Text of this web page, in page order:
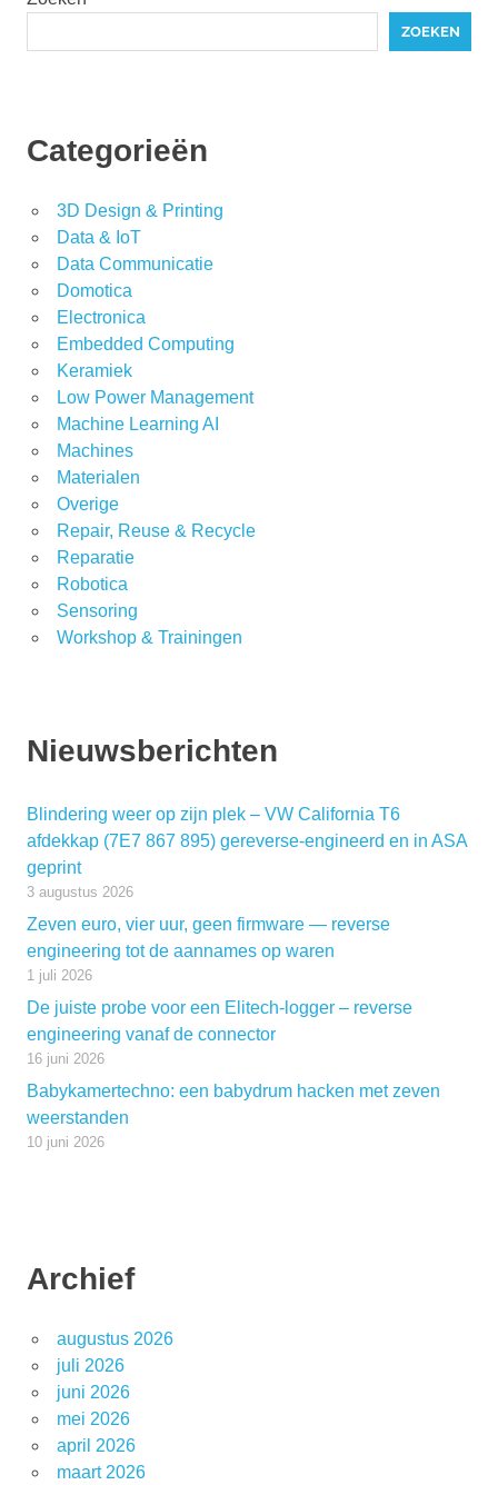
ZOEKEN
Categorieën
3D Design & Printing
Data & IoT
Data Communicatie
Domotica
Electronica
Embedded Computing
Keramiek
Low Power Management
Machine Learning AI
Machines
Materialen
Overige
Repair, Reuse & Recycle
Reparatie
Robotica
Sensoring
Workshop & Trainingen
Nieuwsberichten
Blindering weer op zijn plek – VW California T6
afdekkap (7E7 867 895) gereverse-engineerd en in ASA
geprint
3 augustus 2026
Zeven euro, vier uur, geen firmware — reverse
engineering tot de aannames op waren
1 juli 2026
De juiste probe voor een Elitech-logger – reverse
engineering vanaf de connector
16 juni 2026
Babykamertechno: een babydrum hacken met zeven
weerstanden
10 juni 2026
Archief
augustus 2026
juli 2026
juni 2026
mei 2026
april 2026
maart 2026